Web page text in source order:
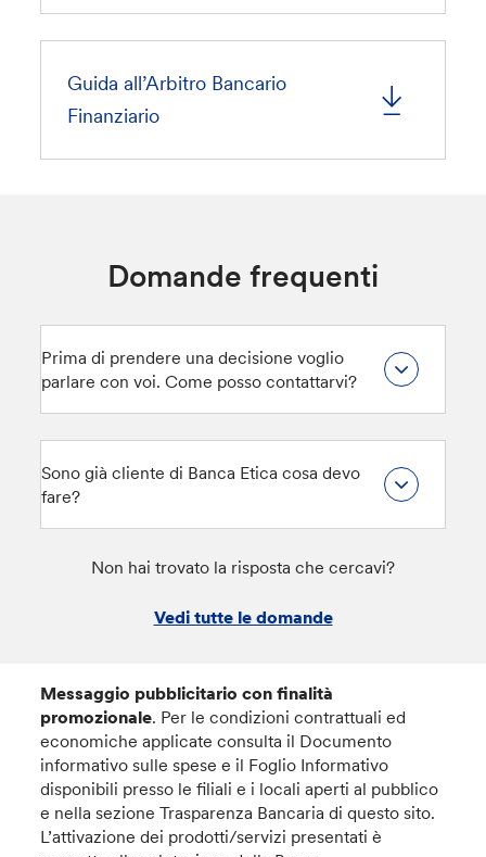
Guida all’Arbitro Bancario
Finanziario
Domande frequenti
Prima di prendere una decisione voglio
parlare con voi. Come posso contattarvi?
Sono già cliente di Banca Etica cosa devo
fare?
Non hai trovato la risposta che cercavi?
Vedi tutte le domande
Messaggio pubblicitario con finalità
promozionale. Per le condizioni contrattuali ed
economiche applicate consulta il Documento
informativo sulle spese e il Foglio Informativo
disponibili presso le filiali e i locali aperti al pubblico
e nella sezione Trasparenza Bancaria di questo sito.
L’attivazione dei prodotti/servizi presentati è